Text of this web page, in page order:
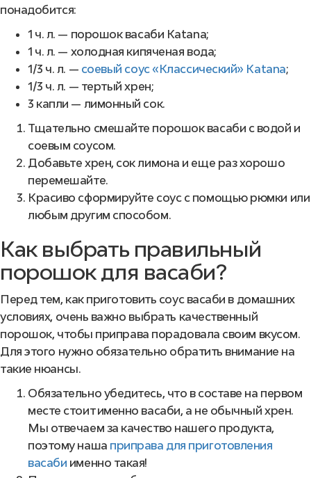
понадобится:
1 ч. л. — порошок васаби Katana;
1 ч. л. — холодная кипяченая вода;
1/3 ч. л. — соевый соус «Классический» Katana;
1/3 ч. л. — тертый хрен;
3 капли — лимонный сок.
Тщательно смешайте порошок васаби с водой и
соевым соусом.
Добавьте хрен, сок лимона и еще раз хорошо
перемешайте.
Красиво сформируйте соус с помощью рюмки или
любым другим способом.
Как выбрать правильный
порошок для васаби?
Перед тем, как приготовить соус васаби в домашних
условиях, очень важно выбрать качественный
порошок, чтобы приправа порадовала своим вкусом.
Для этого нужно обязательно обратить внимание на
такие нюансы.
Обязательно убедитесь, что в составе на первом
месте стоит именно васаби, а не обычный хрен.
Мы отвечаем за качество нашего продукта,
поэтому наша приправа для приготовления
васаби именно такая!